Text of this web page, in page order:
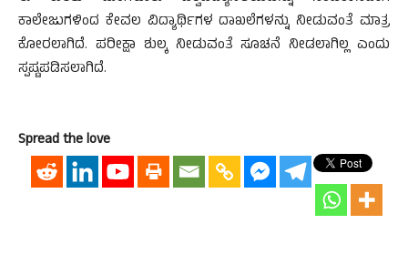
ಕಾಲೇಜುಗಳಿಂದ ಕೇವಲ ವಿದ್ಯಾರ್ಥಿಗಳ ದಾಖಲೆಗಳನ್ನು ನೀಡುವಂತೆ ಮಾತ್ರ
ಕೋರಲಾಗಿದೆ. ಪರೀಕ್ಷಾ ಶುಲ್ಕ ನೀಡುವಂತೆ ಸೂಚನೆ ನೀಡಲಾಗಿಲ್ಲ ಎಂದು
ಸ್ಪಷ್ಟಪಡಿಸಲಾಗಿದೆ.
Spread the love